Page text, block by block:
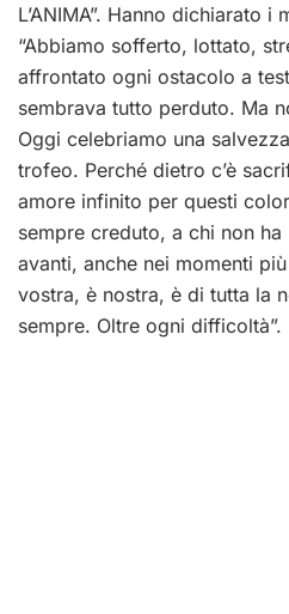
L’ANIMA”. Hanno dichiarato
“Abbiamo sofferto, lottato,
affrontato ogni ostacolo a
sembrava tutto perduto. Ma
Oggi celebriamo una
trofeo. Perché dietro c’è
amore infinito per questi
sempre creduto, a chi non
avanti, anche nei momenti
vostra, è nostra, è di tutta la
sempre. Oltre ogni difficoltà”.